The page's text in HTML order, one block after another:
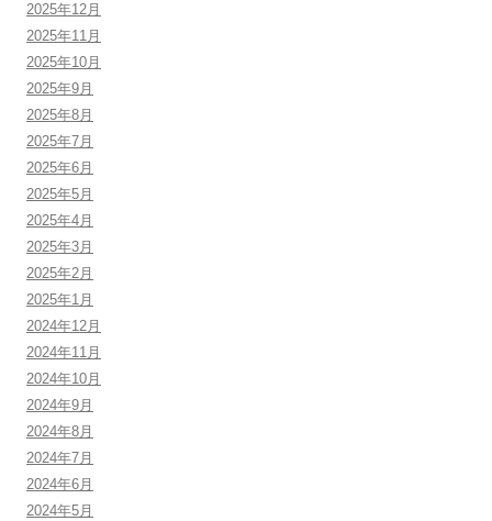
2025年12月
2025年11月
2025年10月
2025年9月
2025年8月
2025年7月
2025年6月
2025年5月
2025年4月
2025年3月
2025年2月
2025年1月
2024年12月
2024年11月
2024年10月
2024年9月
2024年8月
2024年7月
2024年6月
2024年5月